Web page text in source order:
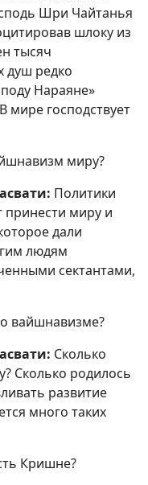
Шри Чайтанья
шлоку из
тысяч
душ редко
Нараяне»
мире господствует
миру?
Политики
принести миру и
дали
людям
сектантами,
вайшнавизме?
Сколько
Сколько родилось
развитие
много таких
Кришне?